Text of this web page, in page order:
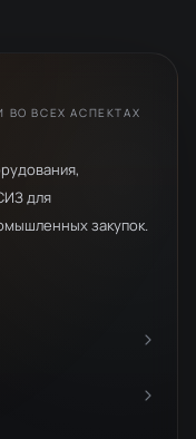
ВО ВСЕХ АСПЕКТАХ
для
закупок.